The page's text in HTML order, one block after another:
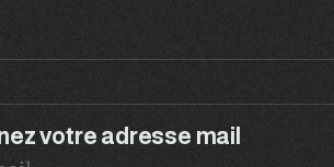
votre adresse mail